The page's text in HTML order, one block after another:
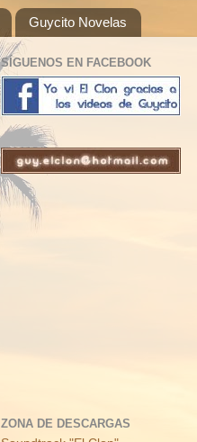
Guycito Novelas
SÍGUENOS EN FACEBOOK
ZONA DE DESCARGAS